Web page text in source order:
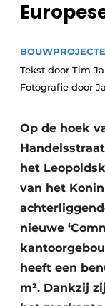
Vacature
Video’s
Contact
Beton &
BIM
Evenementen
Dak & Gevel
Houtbouw
Tekst door Tim
Fotografie door
Op de hoek
het
van het
nieuwe
heeft een
m². Dankzij